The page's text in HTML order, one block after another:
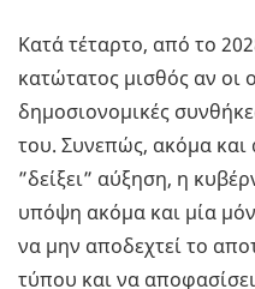
Κατά τέταρτο, από το
κατώτατος μισθός αν οι
δημοσιονομικές
του. Συνεπώς, ακόμα
”δείξει” αύξηση, η
υπόψη ακόμα και μία
να μην αποδεχτεί το
τύπου και να